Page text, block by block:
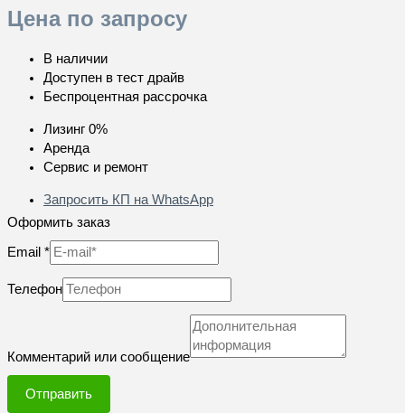
Цена по запросу
В наличии
Доступен в тест драйв
Беспроцентная рассрочка
Лизинг 0%
Аренда
Сервис и ремонт
Запросить КП на WhatsApp
Оформить заказ
Email *
Телефон
Комментарий или сообщение
Отправить